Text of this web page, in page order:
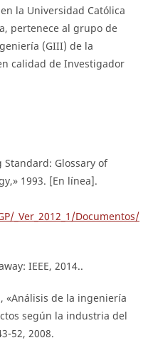
la Universidad Católica
pertenece al grupo de
(GIII) de la
calidad de Investigador
Standard: Glossary of
1993. [En línea].
_Ver_2012_1/Documentos/
IEEE, 2014..
«Análisis de la ingeniería
según la industria del
52, 2008.